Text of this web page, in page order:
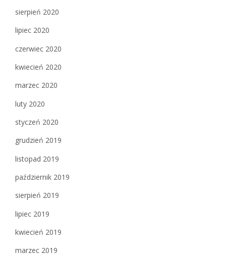
sierpień 2020
lipiec 2020
czerwiec 2020
kwiecień 2020
marzec 2020
luty 2020
styczeń 2020
grudzień 2019
listopad 2019
październik 2019
sierpień 2019
lipiec 2019
kwiecień 2019
marzec 2019